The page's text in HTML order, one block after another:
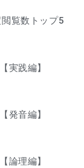
覧数トップ5
実践編】
発音編】
論理編】